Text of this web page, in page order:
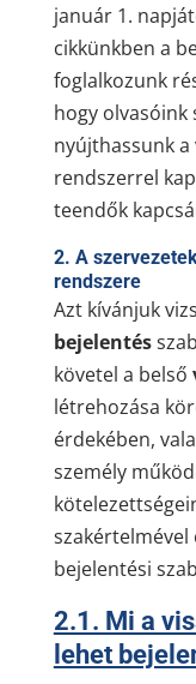
január 1.
cikkünkben a
foglalkozunk
hogy
nyújthassunk a
rendszerrel
teendők
2. A
rendszere
Azt kívánjuk
bejelentés
követel a belső
létrehozása
érdekében,
személy
szakértelmével
bejelentési
2.1. Mi a
lehet